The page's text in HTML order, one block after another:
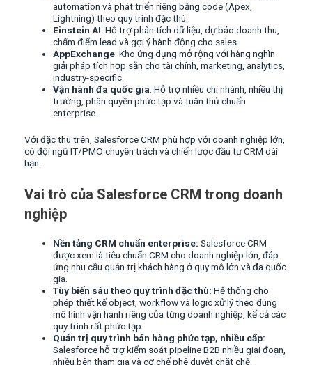
automation và phát triển riêng bằng code (Apex,
Lightning) theo quy trình đặc thù.
Einstein AI: Hỗ trợ phân tích dữ liệu, dự báo doanh thu,
chấm điểm lead và gợi ý hành động cho sales.
AppExchange: Kho ứng dụng mở rộng với hàng nghìn
giải pháp tích hợp sẵn cho tài chính, marketing, analytics,
industry-specific.
Vận hành đa quốc gia: Hỗ trợ nhiều chi nhánh, nhiều thị
trường, phân quyền phức tạp và tuân thủ chuẩn
enterprise.
Với đặc thù trên, Salesforce CRM phù hợp với doanh nghiệp lớn,
có đội ngũ IT/PMO chuyên trách và chiến lược đầu tư CRM dài
hạn.
Vai trò của Salesforce CRM trong doanh
nghiệp
Nền tảng CRM chuẩn enterprise: Salesforce CRM
được xem là tiêu chuẩn CRM cho doanh nghiệp lớn, đáp
ứng nhu cầu quản trị khách hàng ở quy mô lớn và đa quốc
gia.
Tùy biến sâu theo quy trình đặc thù: Hệ thống cho
phép thiết kế object, workflow và logic xử lý theo đúng
mô hình vận hành riêng của từng doanh nghiệp, kể cả các
quy trình rất phức tạp.
Quản trị quy trình bán hàng phức tạp, nhiều cấp:
Salesforce hỗ trợ kiểm soát pipeline B2B nhiều giai đoạn,
nhiều bên tham gia và cơ chế phê duyệt chặt chẽ.